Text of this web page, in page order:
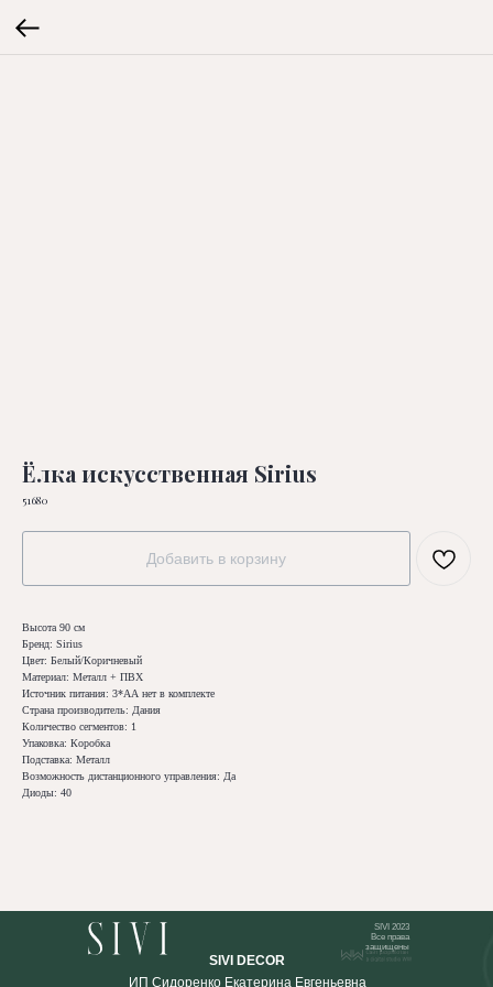
Ёлка искусственная Sirius
51680
Добавить в корзину
Высота 90 см
Бренд: Sirius
Цвет: Белый/Коричневый
Материал: Металл + ПВХ
Источник питания: 3*АА нет в комплекте
Страна производитель: Дания
Количество сегментов: 1
Упаковка: Коробка
Подставка: Металл
Возможность дистанционного управления: Да
Диоды: 40
SIVI 2023
Все права
защищены
SIVI DECOR
ИП Сидоренко Екатерина Евгеньевна